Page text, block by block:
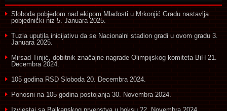
Sloboda pobjedom nad ekipom Mladosti u Mrkonjić Gradu nastavlja
pobjednički niz 5. Januara 2025.
Tuzla uputila inicijativu da se Nacionalni stadion gradi u ovom gradu 3.
Januara 2025.
Mirsad Tinjić, dobitnik značajne nagrade Olimpijskog komiteta BiH 21.
Decembra 2024.
105 godina RSD Sloboda 20. Decembra 2024.
Ponosni na 105 godina postojanja 30. Novembra 2024.